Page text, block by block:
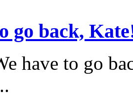
go back,
have to go